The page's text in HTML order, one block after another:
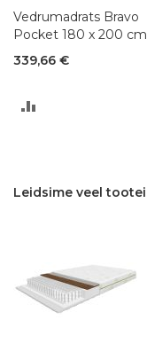
Vedrumadrats Bravo
Pocket 180 x 200 cm
339,66 €
Leidsime veel